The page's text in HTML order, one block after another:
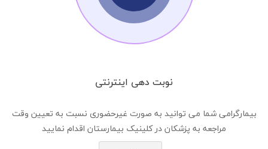
نوبت دهی اینترنتی
بیمارگرامی شما می توانید به صورت غیرحضوری نسبت به تعیین وقت
مراجعه به پزشکان در کلینیک بیمارستان اقدام نمایید